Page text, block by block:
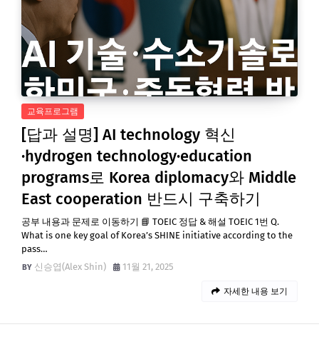
교육프로그램
[답과 설명] AI technology 혁신
·hydrogen technology·education
programs로 Korea diplomacy와 Middle
East cooperation 반드시 구축하기
공부 내용과 문제로 이동하기 📘 TOEIC 정답 & 해설 TOEIC 1번 Q.
What is one key goal of Korea’s SHINE initiative according to the
pass…
신승엽(Alex Shin)
11월 21, 2025
자세한 내용 보기